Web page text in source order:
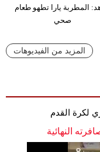
المطربة يارا تطهو طعام
صحي
المزيد من الفيديوهات
لكرة القدم
النهائية